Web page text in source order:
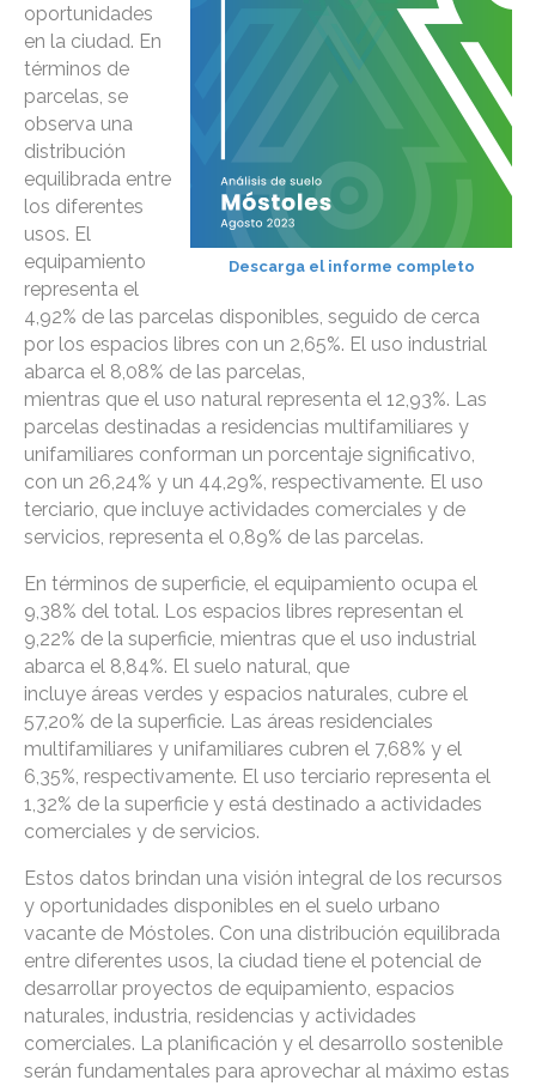
Descarga el informe completo
oportunidades
en la ciudad. En
términos de
parcelas, se
observa una
distribución
equilibrada entre
los diferentes
usos. El
equipamiento
representa el
4,92% de las parcelas disponibles, seguido de cerca
por los espacios libres con un 2,65%. El uso industrial
abarca el 8,08% de las parcelas,
mientras que el uso natural representa el 12,93%. Las
parcelas destinadas a residencias multifamiliares y
unifamiliares conforman un porcentaje significativo,
con un 26,24% y un 44,29%, respectivamente. El uso
terciario, que incluye actividades comerciales y de
servicios, representa el 0,89% de las parcelas.
En términos de superficie, el equipamiento ocupa el
9,38% del total. Los espacios libres representan el
9,22% de la superficie, mientras que el uso industrial
abarca el 8,84%. El suelo natural, que
incluye áreas verdes y espacios naturales, cubre el
57,20% de la superficie. Las áreas residenciales
multifamiliares y unifamiliares cubren el 7,68% y el
6,35%, respectivamente. El uso terciario representa el
1,32% de la superficie y está destinado a actividades
comerciales y de servicios.
Estos datos brindan una visión integral de los recursos
y oportunidades disponibles en el suelo urbano
vacante de Móstoles. Con una distribución equilibrada
entre diferentes usos, la ciudad tiene el potencial de
desarrollar proyectos de equipamiento, espacios
naturales, industria, residencias y actividades
comerciales. La planificación y el desarrollo sostenible
serán fundamentales para aprovechar al máximo estas